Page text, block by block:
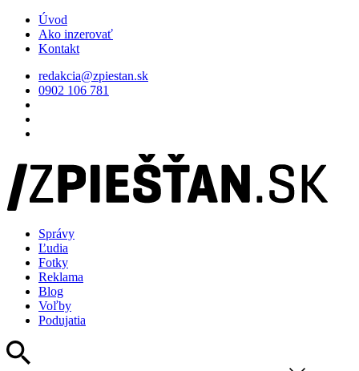
Úvod
Ako inzerovať
Kontakt
redakcia@zpiestan.sk
0902 106 781
Správy
Ľudia
Fotky
Reklama
Blog
Voľby
Podujatia